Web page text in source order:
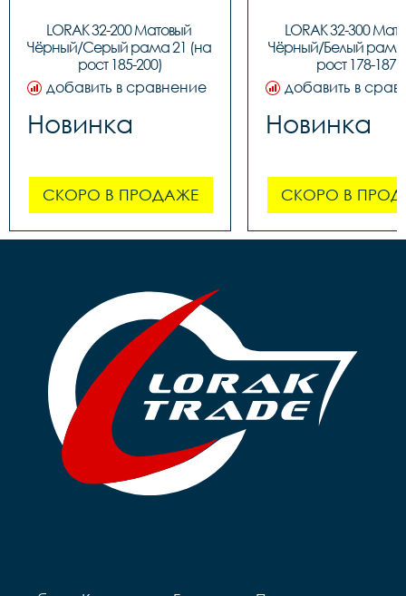
LORAK 32-200 Матовый
Чёрный/Серый рама 21 (на
рост 185-200)
добавить в сравнение
Новинка
СКОРО В ПРОДАЖЕ
LORAK 32-300
Чёрный/Белый рама
рост 178-187)
добавить в
Новинка
СКОРО В